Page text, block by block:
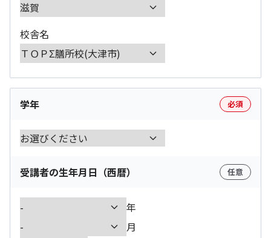
校舎名
学年 必須
受講者の生年月日（西暦） 任意
年
月